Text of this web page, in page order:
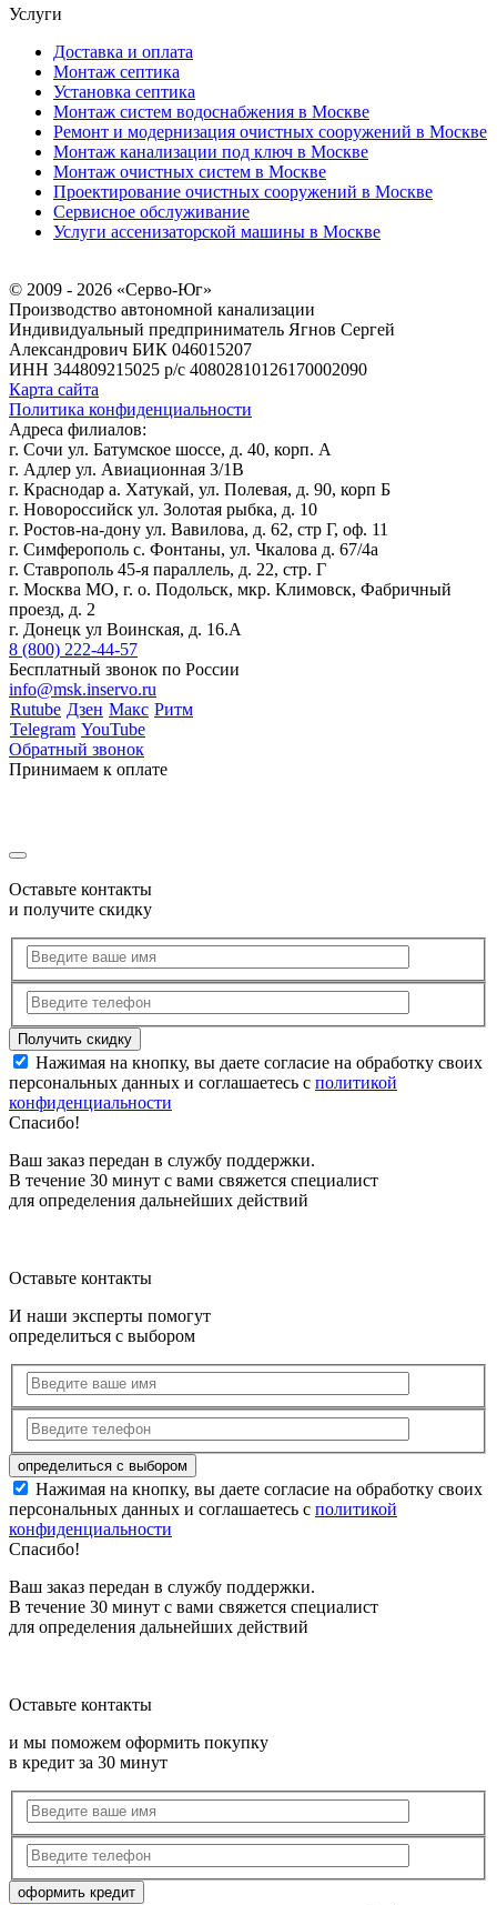
Услуги
Доставка и оплата
Монтаж септика
Установка септика
Монтаж систем водоснабжения в Москве
Ремонт и модернизация очистных сооружений в Москве
Монтаж канализации под ключ в Москве
Монтаж очистных систем в Москве
Проектирование очистных сооружений в Москве
Сервисное обслуживание
Услуги ассенизаторской машины в Москве
© 2009 - 2026 «Серво-Юг»
Производство автономной канализации
Индивидуальный предприниматель Ягнов Сергей
Александрович БИК 046015207
ИНН 344809215025 р/с 40802810126170002090
Карта сайта
Политика конфиденциальности
Адреса филиалов:
г. Сочи ул. Батумское шоссе, д. 40, корп. А
г. Адлер ул. Авиационная 3/1В
г. Краснодар а. Хатукай, ул. Полевая, д. 90, корп Б
г. Новороссийск ул. Золотая рыбка, д. 10
г. Ростов-на-дону ул. Вавилова, д. 62, стр Г, оф. 11
г. Симферополь с. Фонтаны, ул. Чкалова д. 67/4а
г. Ставрополь 45-я параллель, д. 22, стр. Г
г. Москва МО, г. о. Подольск, мкр. Климовск, Фабричный
проезд, д. 2
г. Донецк ул Воинская, д. 16.А
8 (800) 222-44-57
Бесплатный звонок по России
info@msk.inservo.ru
Rutube Дзен Макс Ритм
Telegram YouTube
Обратный звонок
Принимаем к оплате
Оставьте контакты
и получите скидку
Нажимая на кнопку, вы даете согласие на обработку своих
персональных данных и соглашаетесь с политикой
конфиденциальности
Спасибо!
Ваш заказ передан в службу поддержки.
В течение 30 минут с вами свяжется специалист
для определения дальнейших действий
Оставьте контакты
И наши эксперты помогут
определиться с выбором
Нажимая на кнопку, вы даете согласие на обработку своих
персональных данных и соглашаетесь с политикой
конфиденциальности
Спасибо!
Ваш заказ передан в службу поддержки.
В течение 30 минут с вами свяжется специалист
для определения дальнейших действий
Оставьте контакты
и мы поможем оформить покупку
в кредит за 30 минут